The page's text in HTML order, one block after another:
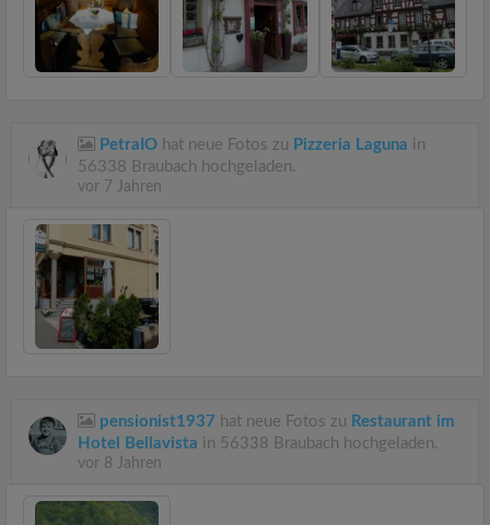
PetraIO hat neue Fotos zu Pizzeria Laguna in
56338 Braubach hochgeladen.
vor 7 Jahren
pensionist1937 hat neue Fotos zu Restaurant im
Hotel Bellavista in 56338 Braubach hochgeladen.
vor 8 Jahren